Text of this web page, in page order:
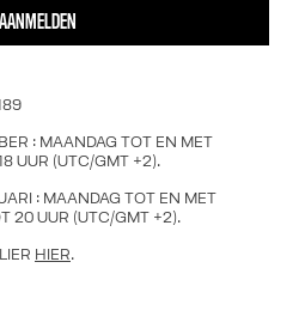
AANMELDEN
: MAANDAG TOT EN MET
UUR (UTC/GMT +2).
: MAANDAG TOT EN MET
20 UUR (UTC/GMT +2).
HIER.